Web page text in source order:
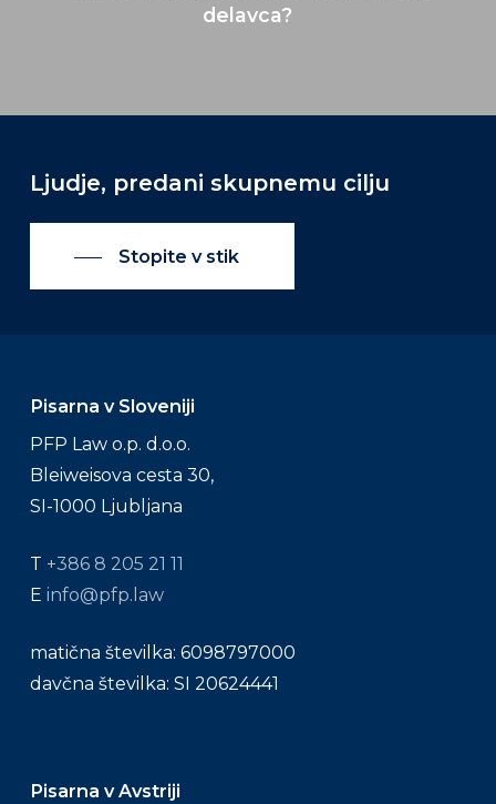
delavca?
Ljudje, predani skupnemu cilju
Stopite v stik
Pisarna v Sloveniji
PFP Law o.p. d.o.o.
Bleiweisova cesta 30,
SI-1000 Ljubljana
T +386 8 205 21 11
E info@pfp.law
matična številka: 6098797000
davčna številka: SI 20624441
Pisarna v Avstriji